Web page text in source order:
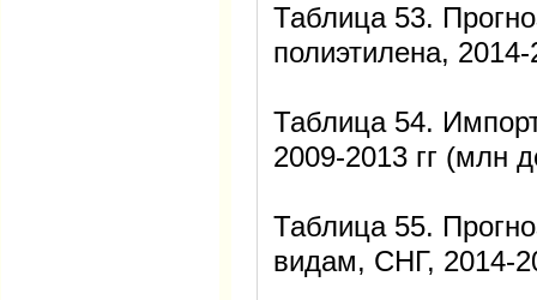
Таблица 53.
полиэтилена, 2014-
Таблица 54.
2009-2013 гг (млн
Таблица 55.
видам, СНГ, 2014-